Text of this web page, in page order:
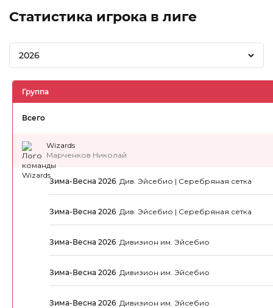
Статистика игрока в лиге
2026
Группа
Всего
Wizards
Марченков Николай
Зима-Весна 2026. Див. Эйсебио | Серебряная сетка
Зима-Весна 2026. Див. Эйсебио | Серебряная сетка
Зима-Весна 2026. Дивизион им. Эйсебио
Зима-Весна 2026. Дивизион им. Эйсебио
Зима-Весна 2026. Дивизион им. Эйсебио